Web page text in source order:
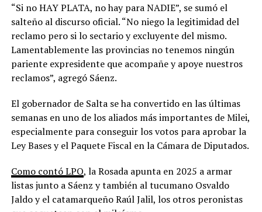
“Si no HAY PLATA, no hay para NADIE”, se sumó el
salteño al discurso oficial. “No niego la legitimidad del
reclamo pero si lo sectario y excluyente del mismo.
Lamentablemente las provincias no tenemos ningún
pariente expresidente que acompañe y apoye nuestros
reclamos”, agregó Sáenz.
El gobernador de Salta se ha convertido en las últimas
semanas en uno de los aliados más importantes de Milei,
especialmente para conseguir los votos para aprobar la
Ley Bases y el Paquete Fiscal en la Cámara de Diputados.
Como contó LPO, la Rosada apunta en 2025 a armar
listas junto a Sáenz y también al tucumano Osvaldo
Jaldo y el catamarqueño Raúl Jalil, los otros peronistas